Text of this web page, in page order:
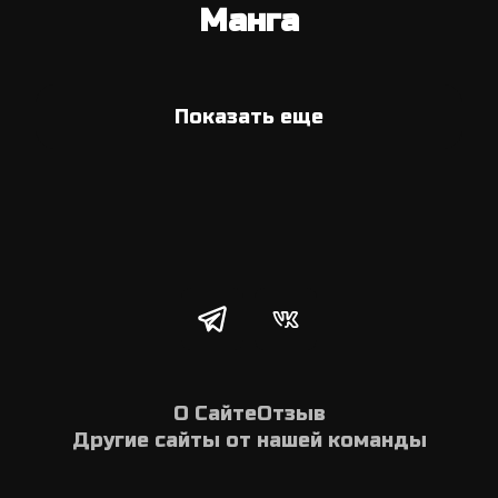
Манга
Показать еще
О СайтеОтзыв
Другие сайты от нашей команды